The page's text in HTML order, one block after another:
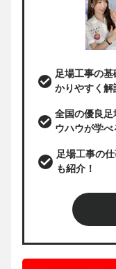
足場工事の
かりやすく解
全国の優良足
ウハウが学べ
足場工事の
も紹介！